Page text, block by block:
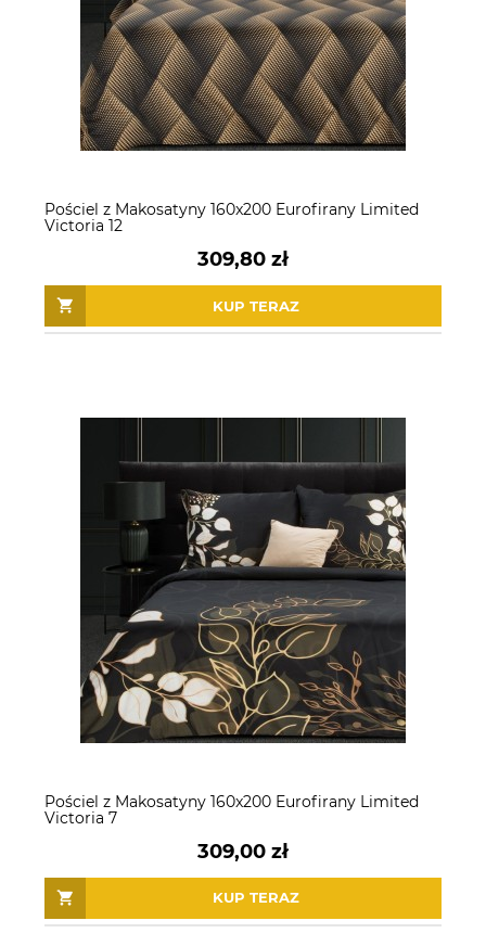
Pościel z Makosatyny 160x200 Eurofirany Limited
Victoria 12
309,80 zł
KUP TERAZ
Pościel z Makosatyny 160x200 Eurofirany Limited
Victoria 7
309,00 zł
KUP TERAZ